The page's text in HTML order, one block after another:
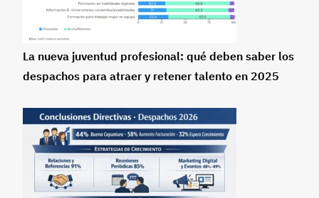
La nueva juventud profesional: qué deben saber los
despachos para atraer y retener talento en 2025